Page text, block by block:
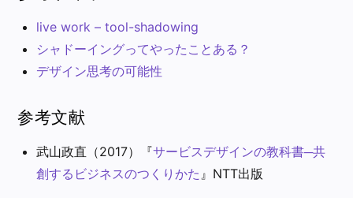
live work – tool-shadowing
シャドーイングってやったことある？
デザイン思考の可能性
参考文献
武山政直（2017）『サービスデザインの教科書─共
創するビジネスのつくりかた 』NTT出版